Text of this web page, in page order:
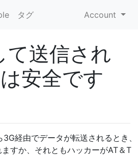
タグ Account
て送信され
安全です
経由でデータが転送されるとき、
すか、それともハッカーがAT＆T